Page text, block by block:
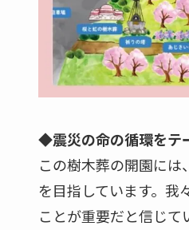
◆震災の命の循環をテ
この樹木葬の開園に
を目指しています。我
ことが重要だと信じて